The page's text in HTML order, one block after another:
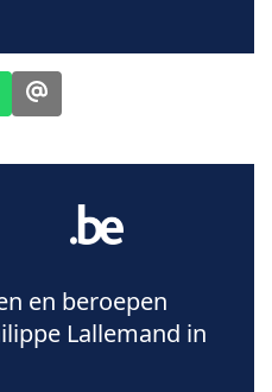
en beroepen
Lallemand in